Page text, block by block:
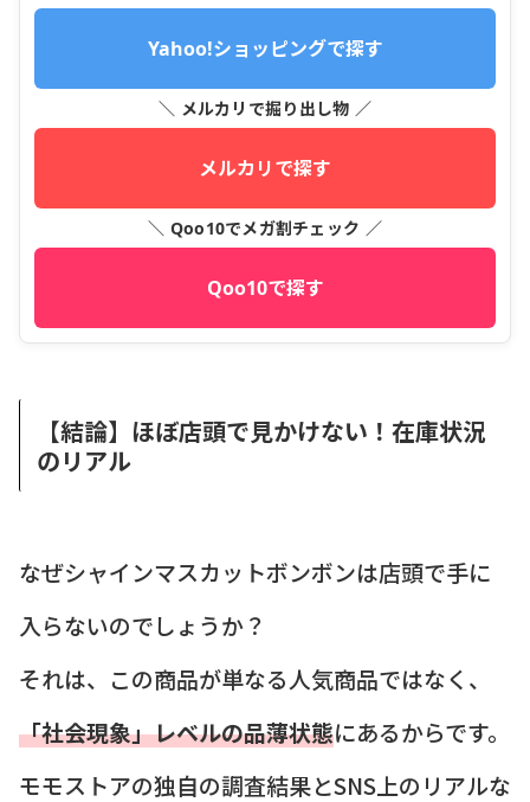
Yahoo!ショッピングで探す
＼ メルカリで掘り出し物 ／
メルカリで探す
＼ Qoo10でメガ割チェック ／
Qoo10で探す
【結論】ほぼ店頭で見かけない！在庫状況
のリアル
なぜシャインマスカットボンボンは店頭で手に
入らないのでしょうか？
それは、この商品が単なる人気商品ではなく、
「社会現象」レベルの品薄状態にあるからです。
モモストアの独自の調査結果とSNS上のリアルな